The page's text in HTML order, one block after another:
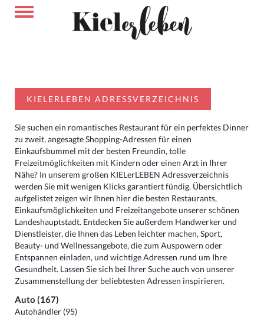
KIELERLEBEN ADRESSVERZEICHNIS
Sie suchen ein romantisches Restaurant für ein perfektes Dinner
zu zweit, angesagte Shopping-Adressen für einen
Einkaufsbummel mit der besten Freundin, tolle
Freizeitmöglichkeiten mit Kindern oder einen Arzt in Ihrer
Nähe? In unserem großen KIELerLEBEN Adressverzeichnis
werden Sie mit wenigen Klicks garantiert fündig. Übersichtlich
aufgelistet zeigen wir Ihnen hier die besten Restaurants,
Einkaufsmöglichkeiten und Freizeitangebote unserer schönen
Landeshauptstadt. Entdecken Sie außerdem Handwerker und
Dienstleister, die Ihnen das Leben leichter machen, Sport,
Beauty- und Wellnessangebote, die zum Auspowern oder
Entspannen einladen, und wichtige Adressen rund um Ihre
Gesundheit. Lassen Sie sich bei Ihrer Suche auch von unserer
Zusammenstellung der beliebtesten Adressen inspirieren.
Auto (167)
Autohändler (95)